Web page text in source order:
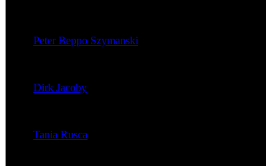
Peter Beppo Szymanski
Dirk Jacoby
Tania Rusca